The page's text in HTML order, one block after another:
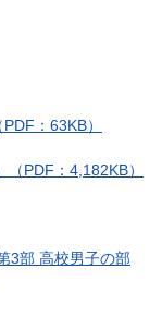
：63KB）
PDF：4,182KB）
3部 高校男子の部